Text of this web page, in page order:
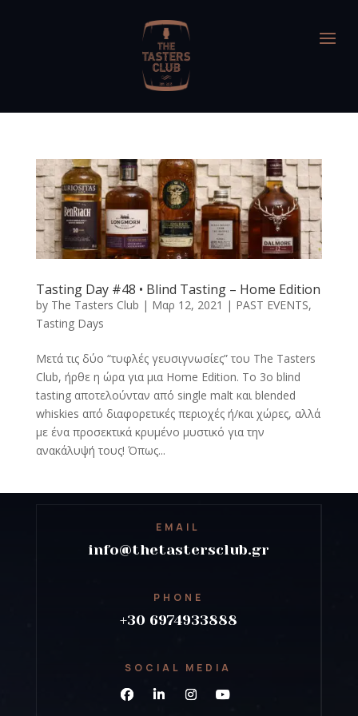
Tasting Day #48 • Blind Tasting – Home Edition
by The Tasters Club | Μαρ 12, 2021 | PAST EVENTS,
Tasting Days
Μετά τις δύο “τυφλές γευσιγνωσίες” του The Tasters
Club, ήρθε η ώρα για μια Home Edition. Το 3ο blind
tasting αποτελούνταν από single malt και blended
whiskies από διαφορετικές περιοχές ή/και χώρες, αλλά
με ένα προσεκτικά κρυμένο μυστικό για την
ανακάλυψή τους! Όπως...
EMAIL
info@thetastersclub.gr
PHONE
+30 6974933888
SOCIAL MEDIA